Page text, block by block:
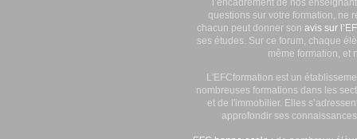
questions sur votre formation, ne
chacun peut donner son avis sur
ses études. Sur ce forum, chaque
même formation, et
L'EFCformation est un
nombreuses formations dans les
et de l'immobilier. Elles
approfondir ses